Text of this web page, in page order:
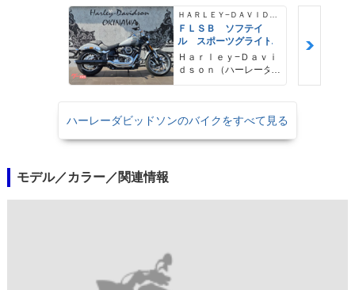
ＦＬＳＢ ソフテイ
ル スポーツグライド
Ｈａｒｌｅｙ−Ｄａｖｉ
ｄｓｏｎ（ハーレーダ
ハーレーダビッドソンのバイクをすべて見る
モデル／カラー／関連情報